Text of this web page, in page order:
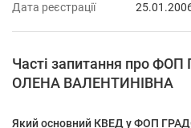
Дата реєстрації
Часті запитання про
ОЛЕНА ВАЛЕНТИНІВНА
Який основний КВЕД у ФОП